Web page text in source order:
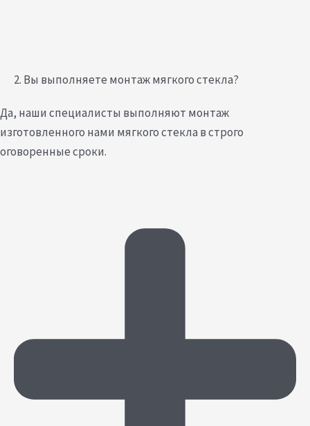
2. Вы выполняете монтаж мягкого стекла?
Да, наши специалисты выполняют монтаж
изготовленного нами мягкого стекла в строго
оговоренные сроки.